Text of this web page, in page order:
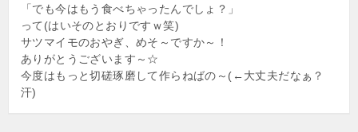
「でも今はもう食べちゃったんでしょ？」
って(はいそのとおりですｗ笑)
サツマイモのおやぎ、めそ～ですか～！
ありがとうございます～☆
今度はもっと切磋琢磨して作らねばの～(←大丈夫だなぁ？
汗)